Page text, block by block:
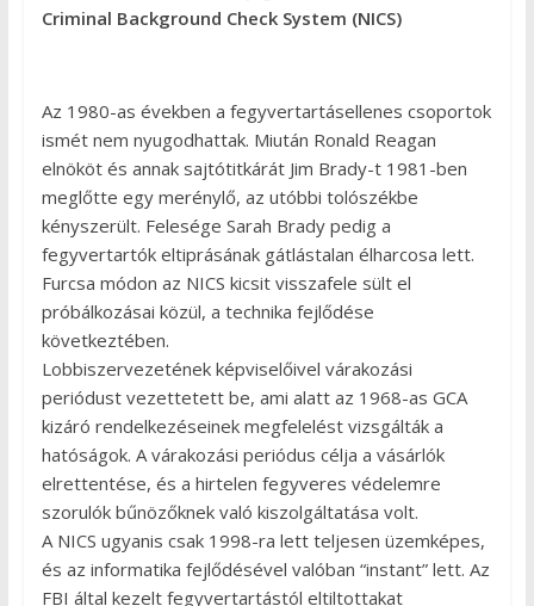
Criminal Background Check System (NICS)
Az 1980-as években a fegyvertartásellenes csoportok
ismét nem nyugodhattak. Miután Ronald Reagan
elnököt és annak sajtótitkárát Jim Brady-t 1981-ben
meglőtte egy merénylő, az utóbbi tolószékbe
kényszerült. Felesége Sarah Brady pedig a
fegyvertartók eltiprásának gátlástalan élharcosa lett.
Furcsa módon az NICS kicsit visszafele sült el
próbálkozásai közül, a technika fejlődése
következtében.
Lobbiszervezetének képviselőivel várakozási
periódust vezettetett be, ami alatt az 1968-as GCA
kizáró rendelkezéseinek megfelelést vizsgálták a
hatóságok. A várakozási periódus célja a vásárlók
elrettentése, és a hirtelen fegyveres védelemre
szorulók bűnözőknek való kiszolgáltatása volt.
A NICS ugyanis csak 1998-ra lett teljesen üzemképes,
és az informatika fejlődésével valóban “instant” lett. Az
FBI által kezelt fegyvertartástól eltiltottakat